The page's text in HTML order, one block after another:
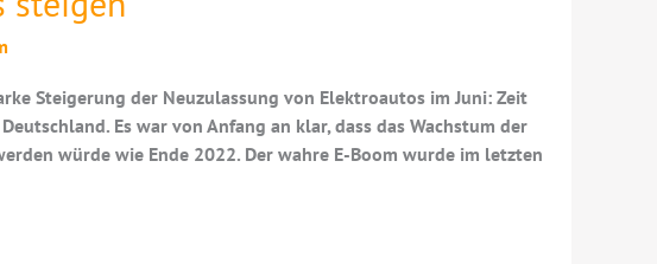
Steigerung der Neuzulassung von Elektroautos im Juni: Zeit
Es war von Anfang an klar, dass das Wachstum der
würde wie Ende 2022. Der wahre E-Boom wurde im letzten